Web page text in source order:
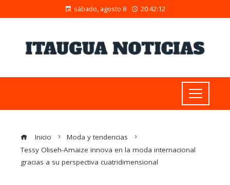
sábado, agosto 8 20:42:13
Inicio
Moda y tendencias
Tessy Oliseh-Amaize innova en la moda internacional
gracias a su perspectiva cuatridimensional